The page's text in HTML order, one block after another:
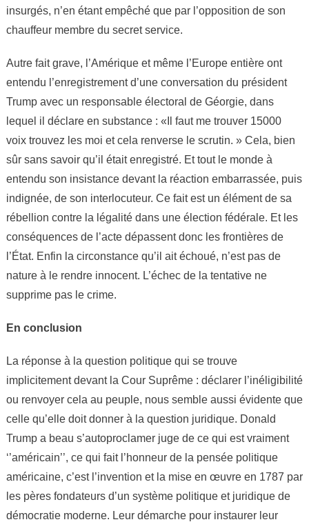
insurgés, n’en étant empêché que par l’opposition de son
chauffeur membre du secret service.
Autre fait grave, l’Amérique et même l’Europe entière ont
entendu l’enregistrement d’une conversation du président
Trump avec un responsable électoral de Géorgie, dans
lequel il déclare en substance : «Il faut me trouver 15000
voix trouvez les moi et cela renverse le scrutin. » Cela, bien
sûr sans savoir qu’il était enregistré. Et tout le monde à
entendu son insistance devant la réaction embarrassée, puis
indignée, de son interlocuteur. Ce fait est un élément de sa
rébellion contre la légalité dans une élection fédérale. Et les
conséquences de l’acte dépassent donc les frontières de
l’État. Enfin la circonstance qu’il ait échoué, n’est pas de
nature à le rendre innocent. L’échec de la tentative ne
supprime pas le crime.
En conclusion
La réponse à la question politique qui se trouve
implicitement devant la Cour Suprême : déclarer l’inéligibilité
ou renvoyer cela au peuple, nous semble aussi évidente que
celle qu’elle doit donner à la question juridique. Donald
Trump a beau s’autoproclamer juge de ce qui est vraiment
‘’américain’’, ce qui fait l’honneur de la pensée politique
américaine, c’est l’invention et la mise en œuvre en 1787 par
les pères fondateurs d’un système politique et juridique de
démocratie moderne. Leur démarche pour instaurer leur